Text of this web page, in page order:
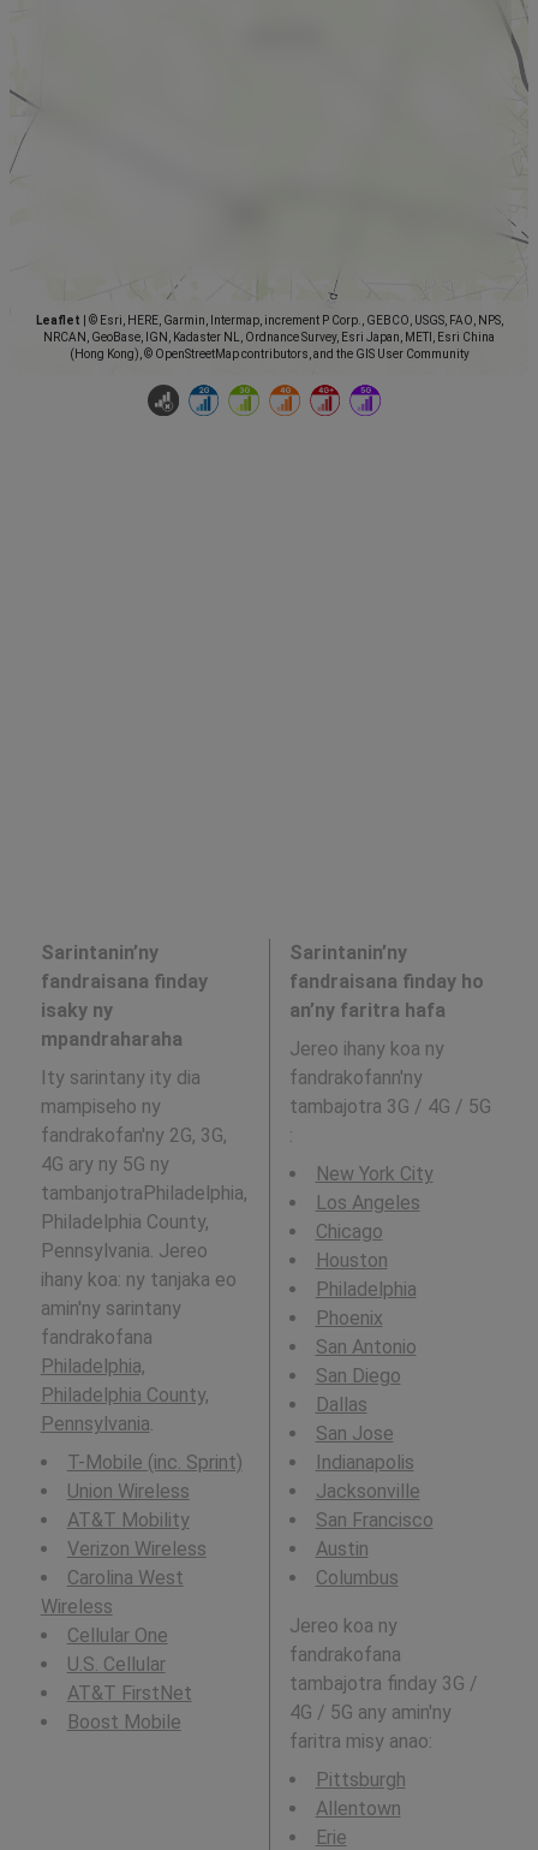
Leaflet
© Esri, HERE, Garmin, Intermap, increment P Corp., GEBCO, USGS, FAO, NPS,
NRCAN, GeoBase, IGN, Kadaster NL, Ordnance Survey, Esri Japan, METI, Esri China
(Hong Kong), © OpenStreetMap contributors, and the GIS User Community
Sarintanin’ny
fandraisana finday
isaky ny
mpandraharaha
Ity sarintany ity dia
mampiseho ny
fandrakofan'ny 2G, 3G,
4G ary ny 5G ny
tambanjotraPhiladelphia,
Philadelphia County,
Pennsylvania. Jereo
ihany koa: ny tanjaka eo
amin'ny sarintany
fandrakofana
Philadelphia,
Philadelphia County,
Pennsylvania
T-Mobile (inc. Sprint)
Union Wireless
AT&T Mobility
Verizon Wireless
Carolina West
Wireless
Cellular One
U.S. Cellular
AT&T FirstNet
Boost Mobile
Sarintanin’ny
fandraisana finday ho
an’ny faritra hafa
Jereo ihany koa ny
fandrakofann'ny
tambajotra 3G / 4G / 5G
:
New York City
Los Angeles
Chicago
Houston
Philadelphia
Phoenix
San Antonio
San Diego
Dallas
San Jose
Indianapolis
Jacksonville
San Francisco
Austin
Columbus
Jereo koa ny
fandrakofana
tambajotra finday 3G /
4G / 5G any amin'ny
faritra misy anao:
Pittsburgh
Allentown
Erie